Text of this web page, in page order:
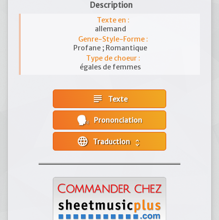
Description
Texte en :
allemand
Genre-Style-Forme :
Profane ; Romantique
Type de choeur :
égales de femmes
subject Texte
Prononciation
language unfold_more